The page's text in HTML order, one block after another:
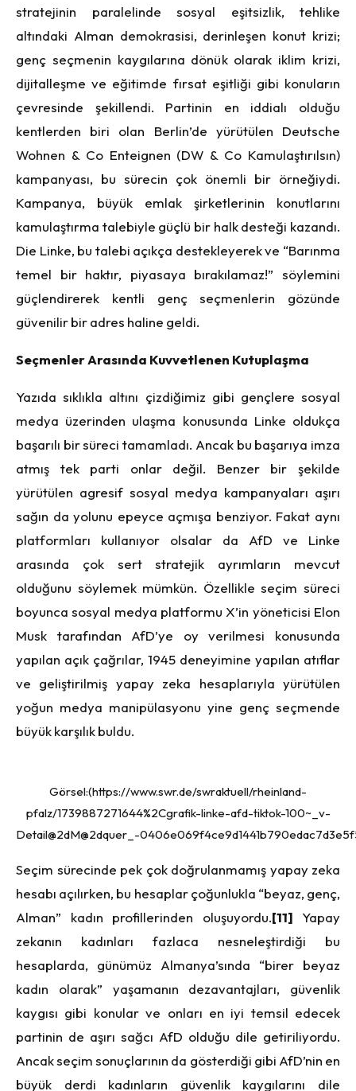
stratejinin paralelinde sosyal eşitsizlik, tehlike
altındaki Alman demokrasisi, derinleşen konut krizi;
genç seçmenin kaygılarına dönük olarak iklim krizi,
dijitalleşme ve eğitimde fırsat eşitliği gibi konuların
çevresinde şekillendi. Partinin en iddialı olduğu
kentlerden biri olan Berlin’de yürütülen Deutsche
Wohnen & Co Enteignen (DW & Co Kamulaştırılsın)
kampanyası, bu sürecin çok önemli bir örneğiydi.
Kampanya, büyük emlak şirketlerinin konutlarını
kamulaştırma talebiyle güçlü bir halk desteği kazandı.
Die Linke, bu talebi açıkça destekleyerek ve “Barınma
temel bir haktır, piyasaya bırakılamaz!” söylemini
güçlendirerek kentli genç seçmenlerin gözünde
güvenilir bir adres haline geldi.
Seçmenler Arasında Kuvvetlenen Kutuplaşma
Yazıda sıklıkla altını çizdiğimiz gibi gençlere sosyal
medya üzerinden ulaşma konusunda Linke oldukça
başarılı bir süreci tamamladı. Ancak bu başarıya imza
atmış tek parti onlar değil. Benzer bir şekilde
yürütülen agresif sosyal medya kampanyaları aşırı
sağın da yolunu epeyce açmışa benziyor. Fakat aynı
platformları kullanıyor olsalar da AfD ve Linke
arasında çok sert stratejik ayrımların mevcut
olduğunu söylemek mümkün. Özellikle seçim süreci
boyunca sosyal medya platformu X’in yöneticisi Elon
Musk tarafından AfD’ye oy verilmesi konusunda
yapılan açık çağrılar, 1945 deneyimine yapılan atıflar
ve geliştirilmiş yapay zeka hesaplarıyla yürütülen
yoğun medya manipülasyonu yine genç seçmende
büyük karşılık buldu.
Görsel:(https://www.swr.de/swraktuell/rheinland-
pfalz/1739887271644%2Cgrafik-linke-afd-tiktok-100~_v-
Detail@2dM@2dquer_-
Seçim sürecinde pek çok doğrulanmamış yapay zeka
hesabı açılırken, bu hesaplar çoğunlukla “beyaz, genç,
Alman” kadın profillerinden oluşuyordu.[11] Yapay
zekanın kadınları fazlaca nesneleştirdiği bu
hesaplarda, günümüz Almanya’sında “birer beyaz
kadın olarak” yaşamanın dezavantajları, güvenlik
kaygısı gibi konular ve onları en iyi temsil edecek
partinin de aşırı sağcı AfD olduğu dile getiriliyordu.
Ancak seçim sonuçlarının da gösterdiği gibi AfD’nin en
büyük derdi kadınların güvenlik kaygılarını dile